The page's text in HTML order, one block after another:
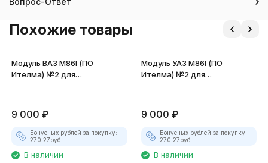
Похожие товары
Модуль ВАЗ М86I (ПО
Ителма) №2 для
9 000 ₽
Бонусных рублей за покупку:
270.27руб.
В наличии
Модуль УАЗ М86I (ПО
Ителма) №2 для
9 000 ₽
Бонусных рублей за покупку:
270.27руб.
В наличии